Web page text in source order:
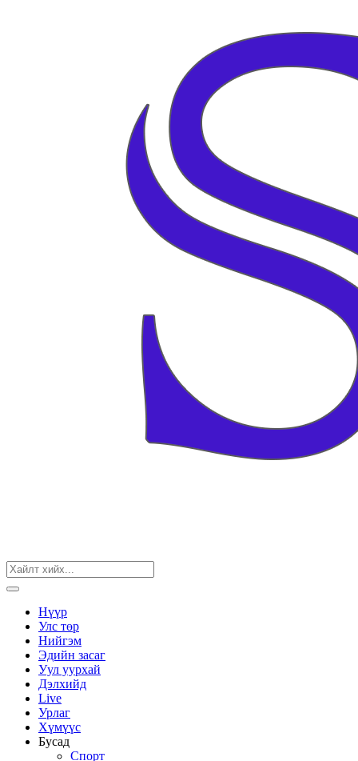
Нүүр
Улс төр
Нийгэм
Эдийн засаг
Уул уурхай
Дэлхийд
Live
Урлаг
Хүмүүс
Бусад
Спорт